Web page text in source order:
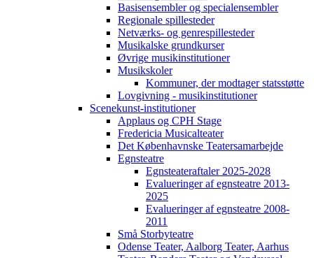
Basisensembler og specialensembler
Regionale spillesteder
Netværks- og genrespillesteder
Musikalske grundkurser
Øvrige musikinstitutioner
Musikskoler
Kommuner, der modtager statsstøtte
Lovgivning - musikinstitutioner
Scenekunst-institutioner
Applaus og CPH Stage
Fredericia Musicalteater
Det Københavnske Teatersamarbejde
Egnsteatre
Egnsteateraftaler 2025-2028
Evalueringer af egnsteatre 2013-
2025
Evalueringer af egnsteatre 2008-
2011
Små Storbyteatre
Odense Teater, Aalborg Teater, Aarhus